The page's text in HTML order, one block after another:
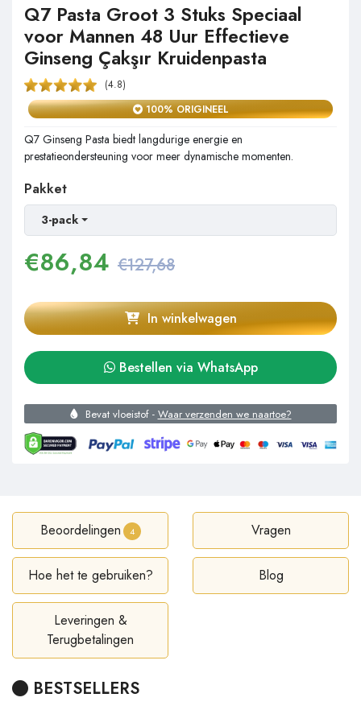
Q7 Pasta Groot 3 Stuks Speciaal
voor Mannen 48 Uur Effectieve
Ginseng Çakşır Kruidenpasta
(4.8)
100% ORIGINEEL
Q7 Ginseng Pasta biedt langdurige energie en
prestatieondersteuning voor meer dynamische momenten.
Pakket
3-pack
€86,84 €127,68
In winkelwagen
Bestellen via WhatsApp
Bevat vloeistof - Waar verzenden we naartoe?
Beoordelingen 4 Vragen
Hoe het te gebruiken? Blog
Leveringen &
Terugbetalingen
BESTSELLERS